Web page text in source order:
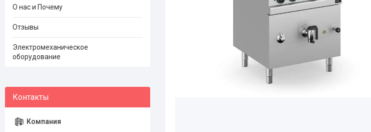
О нас и Почему
Отзывы
Электромеханическое
оборудование